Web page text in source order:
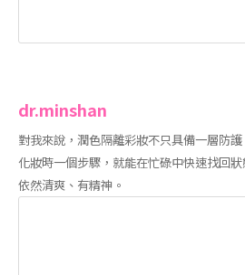
dr.minshan
對我來說，潤色隔離彩妝不只具備一層防
化妝時一個步驟，就能在忙碌中快速找回
依然清爽、有精神。